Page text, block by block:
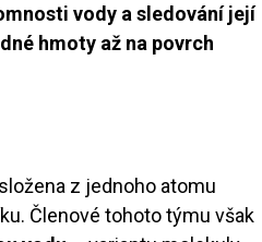
vody a sledování její
hmoty až na povrch
z jednoho atomu
Členové tohoto týmu však